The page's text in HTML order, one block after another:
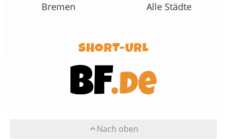
Bremen
Alle Städte
SHORT-URL
Nach oben